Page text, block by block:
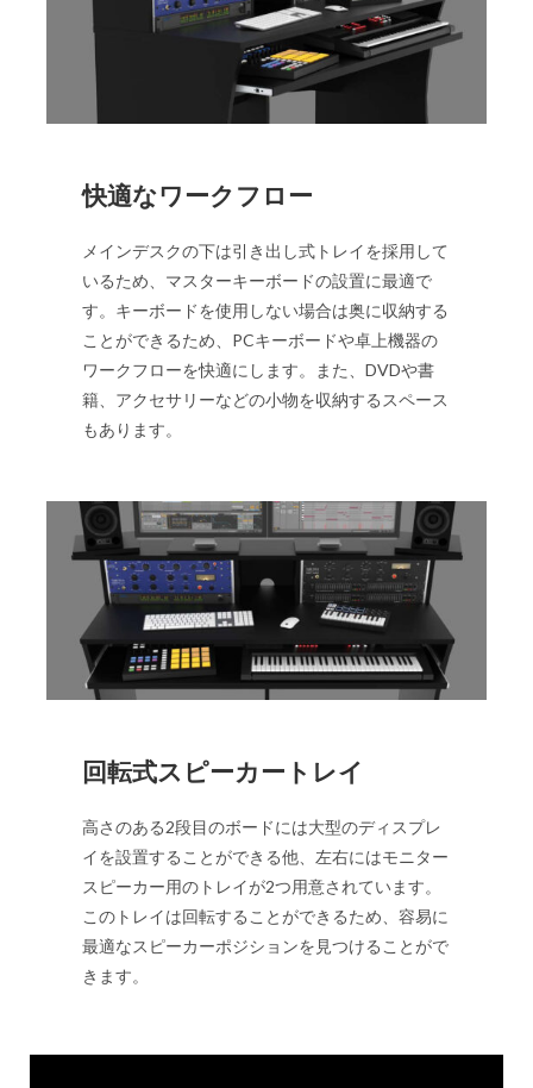
快適なワークフロー
メインデスクの下は引き出し式トレイを採用して
いるため、マスターキーボードの設置に最適で
す。キーボードを使用しない場合は奥に収納する
ことができるため、PCキーボードや卓上機器の
ワークフローを快適にします。また、DVDや書
籍、アクセサリーなどの小物を収納するスペース
もあります。
回転式スピーカートレイ
高さのある2段目のボードには大型のディスプレ
イを設置することができる他、左右にはモニター
スピーカー用のトレイが2つ用意されています。
このトレイは回転することができるため、容易に
最適なスピーカーポジションを見つけることがで
きます。